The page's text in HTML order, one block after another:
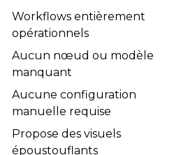
Workflows entièrement
opérationnels
Aucun nœud ou modèle
manquant
Aucune configuration
manuelle requise
Propose des visuels
époustouflants